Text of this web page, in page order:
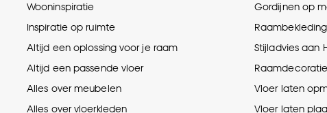
Wooninspiratie
Inspiratie op ruimte
Altijd een oplossing voor je raam
Altijd een passende vloer
Alles over meubelen
Alles over vloerkleden
Gordijnen op
Stijladvies aan
Vloer laten
Vloer laten